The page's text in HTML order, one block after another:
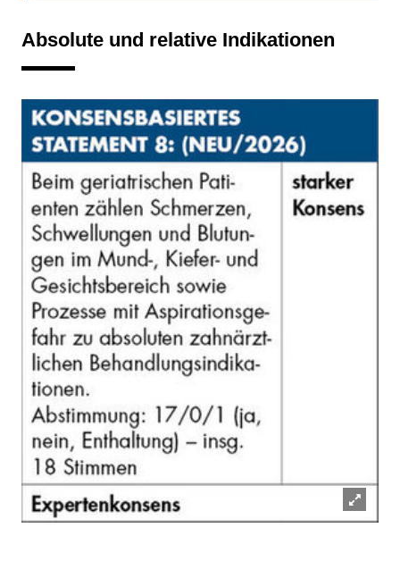
Absolute und relative Indikationen